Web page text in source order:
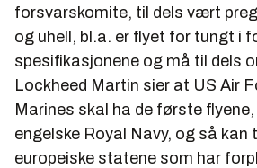
forsvarskomite, til dels vært
og uhell, bl.a. er flyet for tungt i
spesifikasjonene og må til dels
Lockheed Martin sier at US Air
Marines skal ha de første
engelske Royal Navy, og så kan
europeiske statene som har